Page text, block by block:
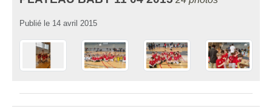
Publié le 14 avril 2015